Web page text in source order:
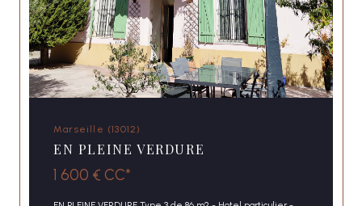
Marseille (13012)
EN PLEINE VERDURE
1 600 € CC*